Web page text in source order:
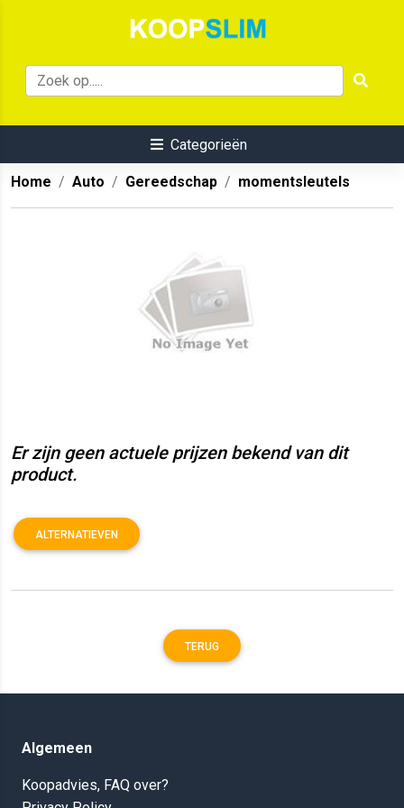
Categorieën
Home Auto Gereedschap momentsleutels
Er zijn geen actuele prijzen bekend van dit
product.
ALTERNATIEVEN
TERUG
Algemeen
Koopadvies, FAQ over?